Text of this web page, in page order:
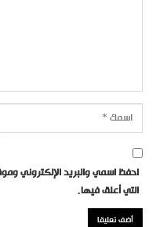
احفظ اسمي والبريد الإلكتروني
التي أعلق فيها.